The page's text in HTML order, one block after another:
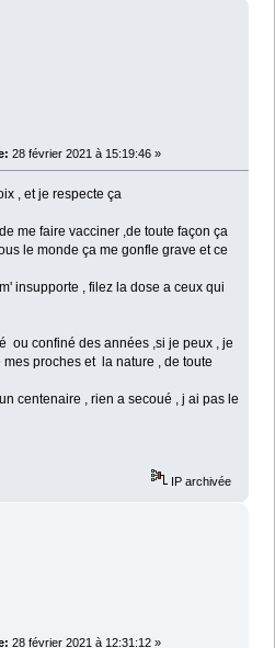
28 février 2021 à 15:19:46 »
, et je respecte ça
me faire vacciner ,de toute façon ça
le monde ça me gonfle grave et ce
insupporte , filez la dose a ceux qui
ou confiné des années ,si je peux , je
proches et la nature , de toute
centenaire , rien a secoué , j ai pas le
IP archivée
28 février 2021 à 12:31:12 »